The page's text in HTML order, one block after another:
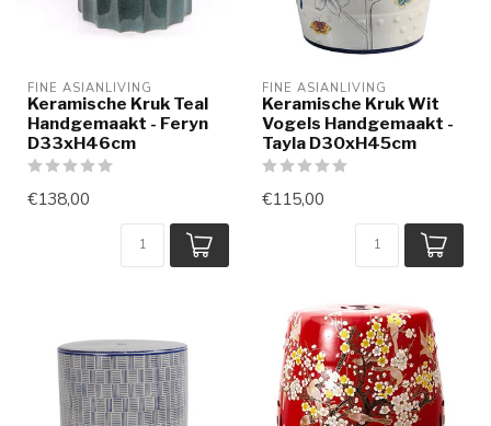
FINE ASIANLIVING
Keramische Kruk Teal
Handgemaakt - Feryn
D33xH46cm
€138,00
FINE ASIANLIVING
Keramische Kruk Wit
Vogels Handgemaakt -
Tayla D30xH45cm
€115,00